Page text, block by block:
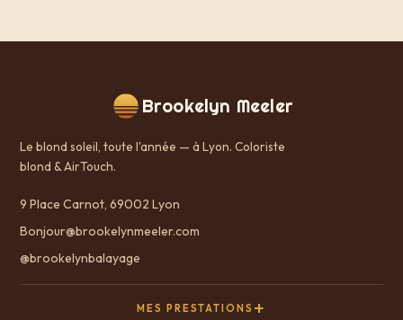
Brookelyn Meeler
Le blond soleil, toute l'année — à Lyon. Coloriste
blond & AirTouch.
9 Place Carnot, 69002 Lyon
Bonjour@brookelynmeeler.com
@brookelynbalayage
MES PRESTATIONS